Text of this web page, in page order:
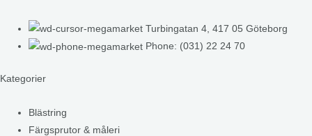
Turbingatan 4, 417 05 Göteborg
Phone: (031) 22 24 70
Kategorier
Blästring
Färgsprutor & måleri